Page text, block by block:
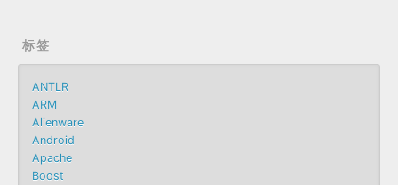
标签
ANTLR
ARM
Alienware
Android
Apache
Boost